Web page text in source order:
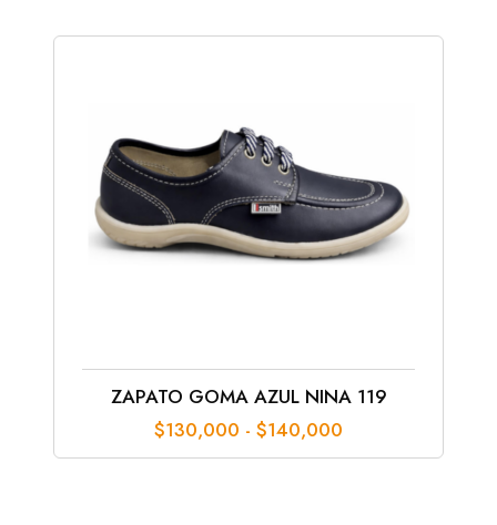
hasta
ZAPATO GOMA AZUL NINA 119
$130,000 - $140,000
de